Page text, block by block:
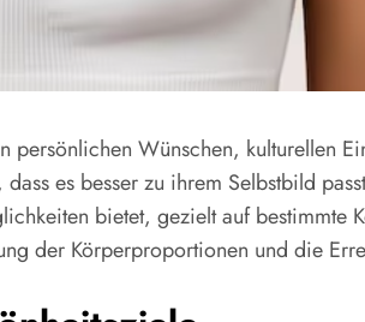
Wünschen, kulturellen
es besser zu ihrem Selbstbild
bietet, gezielt auf bestimmte
der Körperproportionen und die